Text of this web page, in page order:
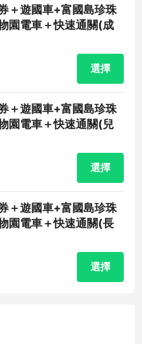
＋遊國車+富國島珍珠
園電車＋快速通關(成
選擇
＋遊國車+富國島珍珠
園電車＋快速通關(兒
選擇
＋遊國車+富國島珍珠
園電車＋快速通關(長
選擇